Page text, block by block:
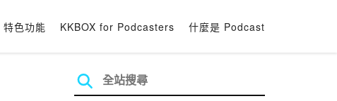
特色功能 KKBOX for Podcasters 什麼是 Podcast